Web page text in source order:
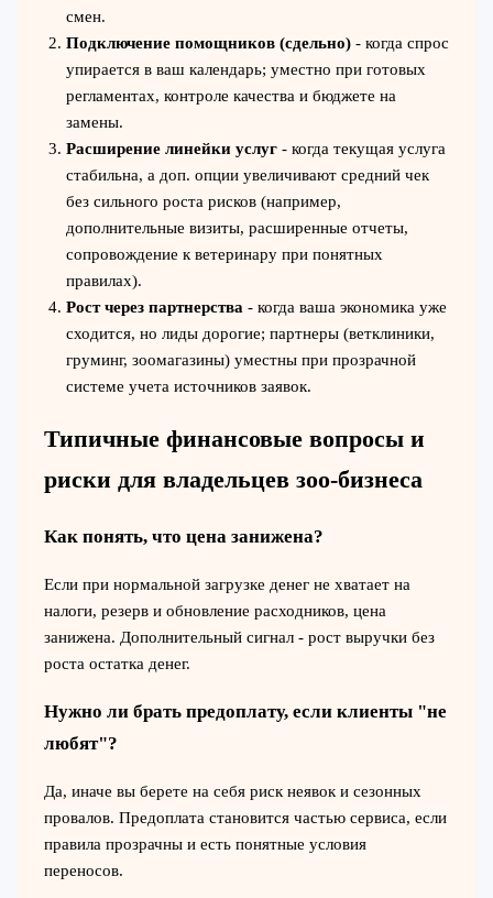
смен.
Подключение помощников (сдельно)- когда спрос
упирается в ваш календарь; уместно при готовых
регламентах, контроле качества и бюджете на
замены.
Расширение линейки услуг- когда текущая услуга
стабильна, а доп. опции увеличивают средний чек
без сильного роста рисков (например,
дополнительные визиты, расширенные отчеты,
сопровождение к ветеринару при понятных
правилах).
Рост через партнерства - когда ваша экономика уже
сходится, но лиды дорогие; партнеры (ветклиники,
груминг, зоомагазины) уместны при прозрачной
системе учета источников заявок.
Типичные финансовые вопросы и
риски для владельцев зоо-бизнеса
Как понять, что цена занижена?
Если при нормальной загрузке денег не хватает на
налоги, резерв и обновление расходников, цена
занижена. Дополнительный сигнал - рост выручки без
роста остатка денег.
Нужно ли брать предоплату, если клиенты "не
любят"?
Да, иначе вы берете на себя риск неявок и сезонных
провалов. Предоплата становится частью сервиса, если
правила прозрачны и есть понятные условия
переносов.